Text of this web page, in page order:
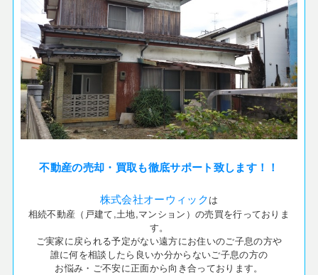
不動産の売却・買取も徹底サポート致します！！
株式会社オーウィックは
相続不動産（戸建て,土地,マンション）の売買を行っておりま
す。
ご実家に戻られる予定がない遠方にお住いのご子息の方や
誰に何を相談したら良いか分からないご子息の方の
お悩み・ご不安に正面から向き合っております。